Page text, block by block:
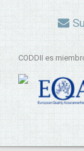
CODDII es